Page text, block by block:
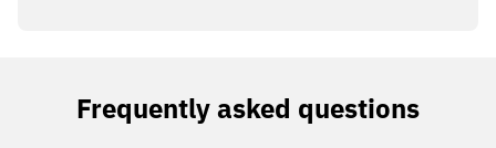
Frequently asked questions